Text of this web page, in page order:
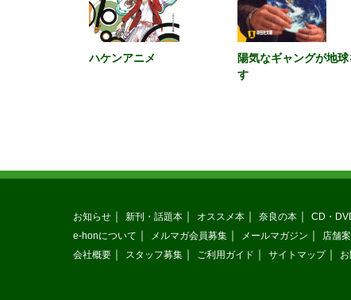
ハケンアニメ
陽気なギャングが地球
す
お知らせ 新刊・話題本 オススメ本 奈良の本 CD・
e-honについて
メルマガ会員募集 メールマガジン 店舗
会社概要
スタッフ募集 ご利用ガイド サイトマップ